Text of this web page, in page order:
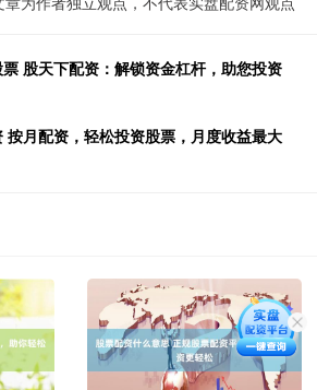
股天下配资：解锁资金杠杆，助您投资
按月配资，轻松投资股票，月度收益最大